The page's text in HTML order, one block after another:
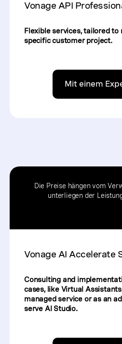
Vonage API
Flexible services, tailored
specific customer project.
Mit einem
Die Preise hängen vom
unterliegen der
Vonage AI Accelerate
Consulting and
cases, like Virtual
managed service or as an
serve AI Studio.